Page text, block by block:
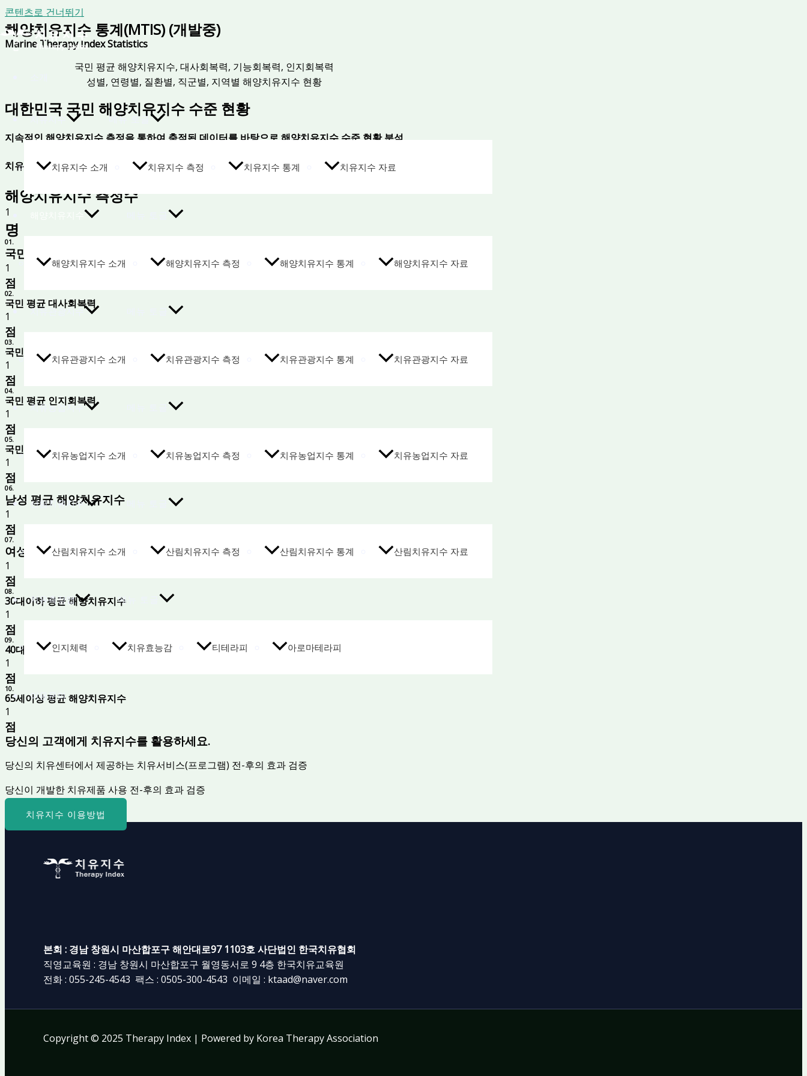
콘텐츠로 건너뛰기
치유지수 메뉴 토글
치유지수 소개 치유지수 측정 치유지수 통계 치유지수 자료
해양치유지수 소개 해양치유지수 측정 해양치유지수 통계 해양치유지수 자료
치유관광지수
치유관광지수 소개 치유관광지수 측정 치유관광지수 통계 치유관광지수 자료
치유농업지수
치유농업지수 소개 치유농업지수 측정 치유농업지수 통계 치유농업지수 자료
산림치유지수
산림치유지수 소개 산림치유지수 측정 산림치유지수 통계 산림치유지수 자료
치유측정앱 메뉴 토글
인지체력 치유효능감 티테라피 아로마테라피
이용문의
해양치유지수 통계(MTIS) (개발중)
Marine Therapy Index Statistics
국민 평균 해양치유지수, 대사회복력, 기능회복력, 인지회복력
성별, 연령별, 질환별, 직군별, 지역별 해양치유지수 현황
대한민국 국민 해양치유지수 수준 현황
지속적인 해양치유지수 측정을 통하여 축적된 데이터를 바탕으로 해양치유지수 수준 현황 분석
치유지수는 자가회복력 수준
해양치유지수 측정수
1
명
01.
국민 평균 해양치유지수
1
점
02.
국민 평균 대사회복력
1
점
03.
국민 평균 기능회복력
1
점
04.
국민 평균 인지회복력
1
점
05.
국민 평균 해양특화회복력
1
점
06.
남성 평균 해양치유지수
1
점
07.
여성 평균 해양치유지수
1
점
08.
30대이하 평균 해양치유지수
1
점
09.
40대-64세 평균 해양치유지수
1
점
10.
65세이상 평균 해양치유지수
1
점
당신의 고객에게 치유지수를 활용하세요.
당신의 치유센터에서 제공하는 치유서비스(프로그램) 전-후의 효과 검증
당신이 개발한 치유제품 사용 전-후의 효과 검증
치유지수 이용방법
본회 : 경남 창원시 마산합포구 해안대로97 1103호 사단법인 한국치유협회
직영교육원 : 경남 창원시 마산합포구 월영동서로 9 4층 한국치유교육원
전화 : 055-245-4543 팩스 : 0505-300-4543 이메일 : ktaad@naver.com
Copyright © 2025 Therapy Index | Powered by Korea Therapy Association